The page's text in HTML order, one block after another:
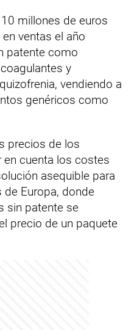
millones de euros
ventas el año
patente como
y
vendiendo a
genéricos como
precios de los
cuenta los costes
asequible para
Europa, donde
sin patente se
precio de un paquete